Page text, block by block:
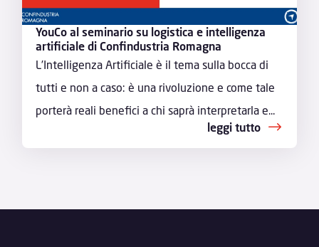
YouCo al seminario su logistica e intelligenza
artificiale di Confindustria Romagna
L’Intelligenza Artificiale è il tema sulla bocca di
tutti e non a caso: è una rivoluzione e come tale
porterà reali benefici a chi saprà interpretarla e...
leggi tutto